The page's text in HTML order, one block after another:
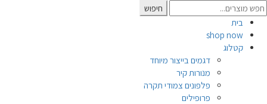
Search
for:
חיפוש
בית
shop now
קטלוג
דגמים בייצור מיוחד
מנורות קיר
פלפונים צמודי תקרה
פרופילים